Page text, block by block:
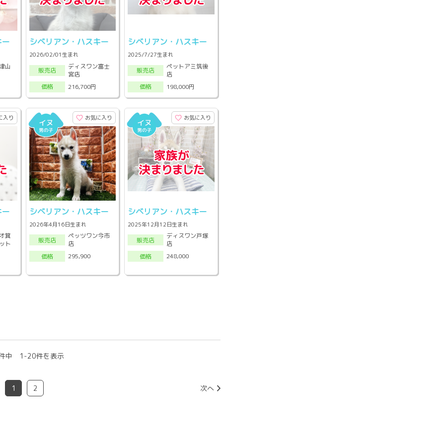
山
シベリアン・ハスキー
2026/02/01生まれ
販売店
ディスワン富士
宮店
価格
216,700円
シベリアン・ハスキー
2025/7/27生まれ
販売店
ペットアミ筑後
店
価格
198,000円
入り
箕
ト
お気に入り
シベリアン・ハスキー
2026年4月16日生まれ
販売店
ペッツワン今市
店
価格
295,900
お気に入り
シベリアン・ハスキー
2025年12月12日生まれ
販売店
ディスワン戸塚
店
価格
248,000
中 1-20件を表示
1 2 次へ